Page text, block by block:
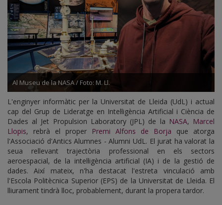
Al Museu de la NASA / Foto: M. Ll.
L'enginyer informàtic per la Universitat de Lleida (UdL) i actual
cap del Grup de Lideratge en Intel·ligència Artificial i Ciència de
Dades al Jet Propulsion Laboratory (JPL) de la NASA, Marcel
Llopis, rebrà el proper Premi Alfons de Borja que atorga
l'Associació d'Antics Alumnes - Alumni UdL. El jurat ha valorat la
seua rellevant trajectòria professional en els sectors
aeroespacial, de la intel·ligència artificial (IA) i de la gestió de
dades. Així mateix, n'ha destacat l'estreta vinculació amb
l'Escola Politècnica Superior (EPS) de la Universitat de Lleida. El
lliurament tindrà lloc, probablement, durant la propera tardor.